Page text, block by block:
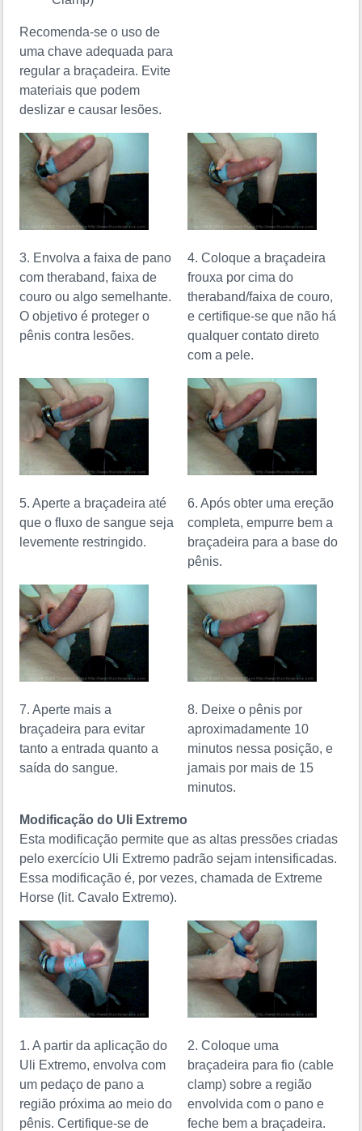
Recomenda-se o uso de
uma chave adequada para
regular a braçadeira. Evite
materiais que podem
deslizar e causar lesões.
3. Envolva a faixa de pano
com theraband, faixa de
couro ou algo semelhante.
O objetivo é proteger o
pênis contra lesões.
4. Coloque a braçadeira
frouxa por cima do
theraband/faixa de couro,
e certifique-se que não há
qualquer contato direto
com a pele.
5. Aperte a braçadeira até
que o fluxo de sangue seja
levemente restringido.
6. Após obter uma ereção
completa, empurre bem a
braçadeira para a base do
pênis.
7. Aperte mais a
braçadeira para evitar
tanto a entrada quanto a
saída do sangue.
8. Deixe o pênis por
aproximadamente 10
minutos nessa posição, e
jamais por mais de 15
minutos.
Modificação do Uli Extremo
Esta modificação permite que as altas pressões criadas
pelo exercício Uli Extremo padrão sejam intensificadas.
Essa modificação é, por vezes, chamada de Extreme
Horse (lit. Cavalo Extremo).
1. A partir da aplicação do
Uli Extremo, envolva com
um pedaço de pano a
região próxima ao meio do
pênis. Certifique-se de
2. Coloque uma
braçadeira para fio (cable
clamp) sobre a região
envolvida com o pano e
feche bem a braçadeira.